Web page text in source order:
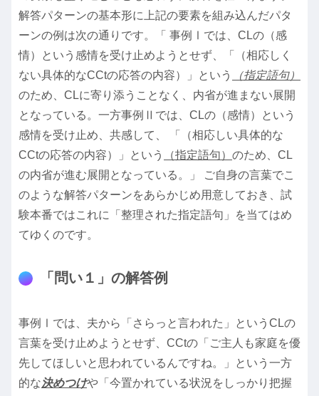
解答パターンの基本形に上記の要素を組み込んだパタ
ーンの例は次の通りです。「 事例Ⅰでは、CLの（感
情）という感情を受け止めようとせず、「（相応しく
ない具体的なCCtの応答の内容）」という
（指定語句）
のため、CLに寄り添うことなく、内省が進まない展開
となっている。一方事例Ⅱでは、CLの（感情）という
感情を受け止め、共感して、 「（相応しい具体的な
CCtの応答の内容）」という
（指定語句） のため、CL
の内省が進む展開となっている。」 ご自身の言葉でこ
のような解答パターンをあらかじめ用意しておき、試
験本番ではこれに「整理された指定語句」を当てはめ
てゆくのです。
「問い１」の解答例
事例Ⅰでは、夫から「さらっと言われた」というCLの
言葉を受け止めようとせず、CCtの「ご主人も家庭を優
先してほしいと思われているんですね。」という一方
的な決めつけや「今置かれている状況をしっかり把握